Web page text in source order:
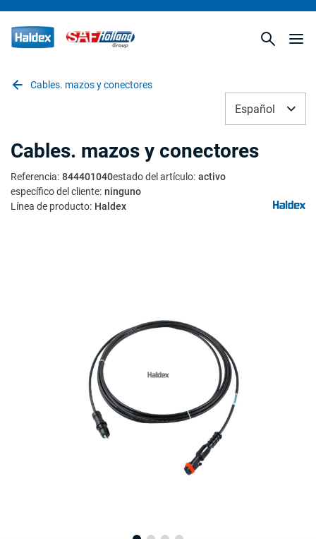
Cables. mazos y conectores
Español
Cables. mazos y conectores
Referencia: 844401040estado del artículo: activo
específico del cliente: ninguno
Línea de producto: Haldex